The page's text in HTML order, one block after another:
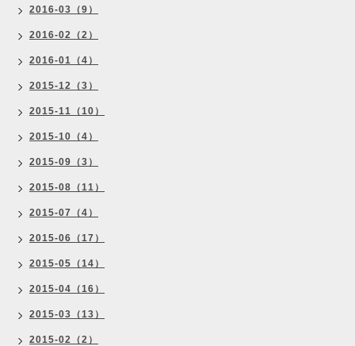
2016-03（9）
2016-02（2）
2016-01（4）
2015-12（3）
2015-11（10）
2015-10（4）
2015-09（3）
2015-08（11）
2015-07（4）
2015-06（17）
2015-05（14）
2015-04（16）
2015-03（13）
2015-02（2）